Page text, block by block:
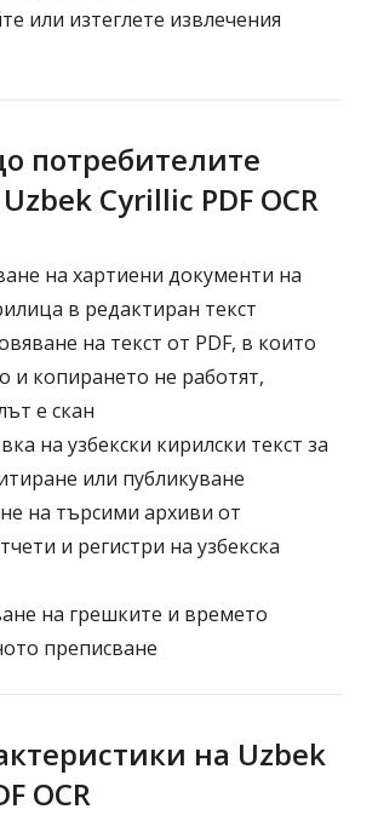
или изтеглете извлечения
потребителите
Cyrillic PDF OCR
на хартиени документи на
в редактиран текст
на текст от PDF, в които
и копирането не работят,
е скан
на узбекски кирилски текст за
или публикуване
на търсими архиви от
и регистри на узбекска
на грешките и времето
преписване
на Uzbek
OCR